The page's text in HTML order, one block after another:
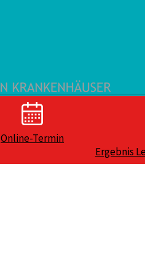
Online-Termin
Ergebnis